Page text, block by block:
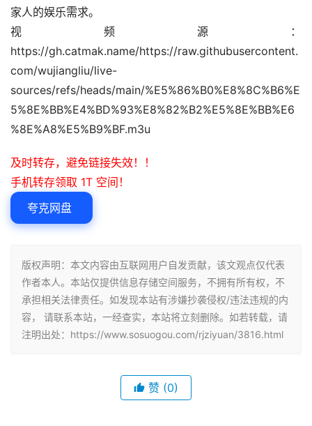
家人的娱乐需求。
视频源：
https://gh.catmak.name/https://raw.githubusercontent.
com/wujiangliu/live-
sources/refs/heads/main/%E5%86%B0%E8%8C%B6%E
5%8E%BB%E4%BD%93%E8%82%B2%E5%8E%BB%E6
%8E%A8%E5%B9%BF.m3u
及时转存，避免链接失效！！
手机转存领取 1T 空间！
夸克网盘
版权声明：本文内容由互联网用户自发贡献，该文观点仅代表
作者本人。本站仅提供信息存储空间服务，不拥有所有权，不
承担相关法律责任。如发现本站有涉嫌抄袭侵权/违法违规的内
容， 请联系本站，一经查实，本站将立刻删除。如若转载，请
注明出处：https://www.sosuogou.com/rjziyuan/3816.html
赞 (0)